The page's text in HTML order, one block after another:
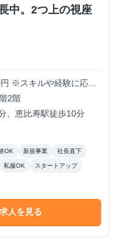
中。2つ上の視座
※スキルや経験に応じ
230,000円〜 ※毎月行う
り ※年間の昇給平均額
500,000円 /入社2年
2階
、恵比寿駅徒歩10分
OK 新規事業 社長直下
私服OK スタートアップ
求人を見る